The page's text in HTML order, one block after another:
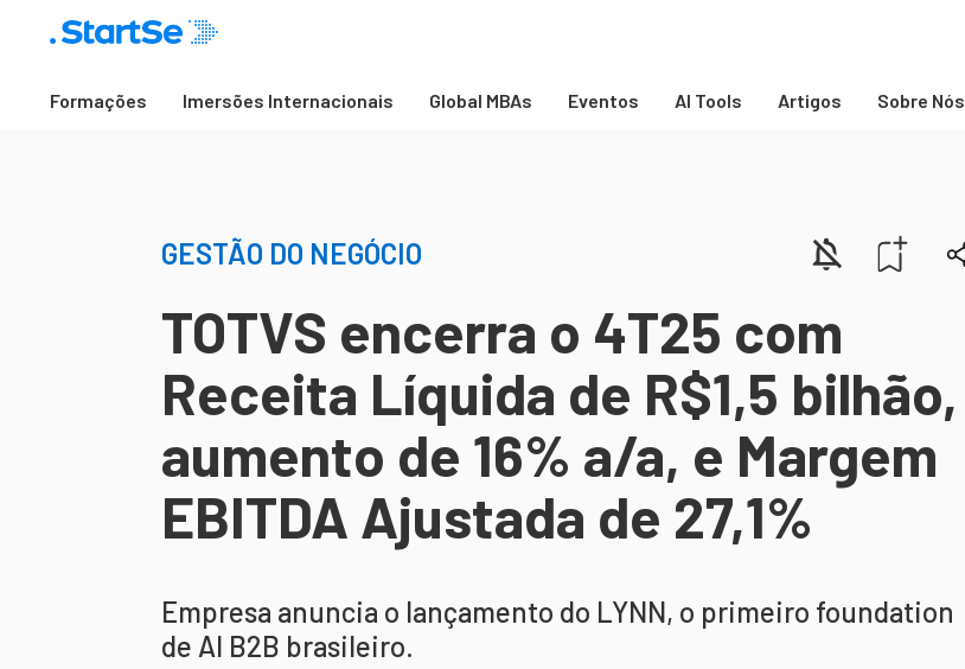
Formações Imersões Internacionais Global MBAs Eventos AI Tools Artigos Sobre Nós
GESTÃO DO NEGÓCIO
TOTVS encerra o 4T25 com
Receita Líquida de R$1,5 bilhão,
aumento de 16% a/a, e Margem
EBITDA Ajustada de 27,1%
Empresa anuncia o lançamento do LYNN, o primeiro foundation
de AI B2B brasileiro.